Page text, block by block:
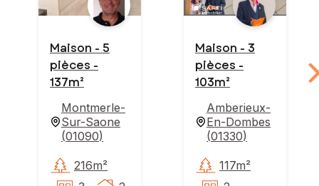
Maison - 5
pièces -
137m²
Montmerle-
Sur-Saone
(01090)
216m²
Maison - 3
pièces -
103m²
Amberieux-
En-Dombes
(01330)
117m²